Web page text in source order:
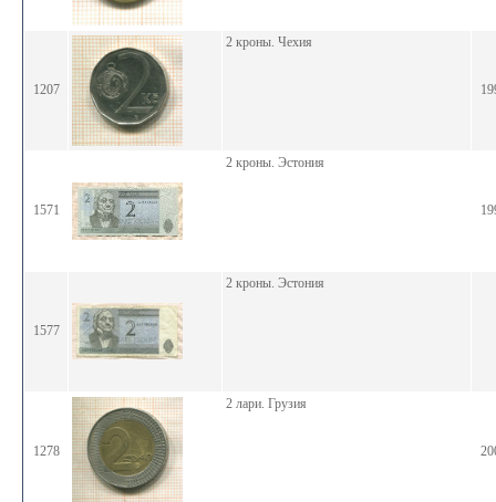
1207
2 кроны. Чехия
1571
2 кроны. Эстония
1577
2 кроны. Эстония
1278
2 лари. Грузия